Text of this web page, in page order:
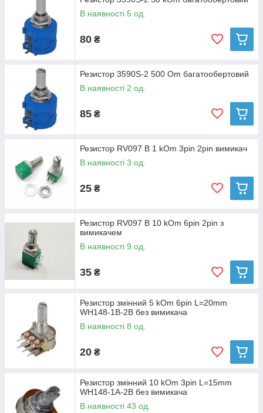
В наявності 5 од.
80 ₴
Резистор 3590S-2 500 Om багатообертовий
В наявності 2 од.
85 ₴
Резистор RV097 B 1 kOm 3pin 2pin вимикач
В наявності 3 од.
25 ₴
Резистор RV097 B 10 kOm 6pin 2pin з
вимикачем
В наявності 9 од.
35 ₴
Резистор змінний 5 kOm 6pin L=20mm
WH148-1B-2B без вимикача
В наявності 8 од.
20 ₴
Резистор змінний 10 kOm 3pin L=15mm
WH148-1A-2B без вимикача
В наявності 43 од.